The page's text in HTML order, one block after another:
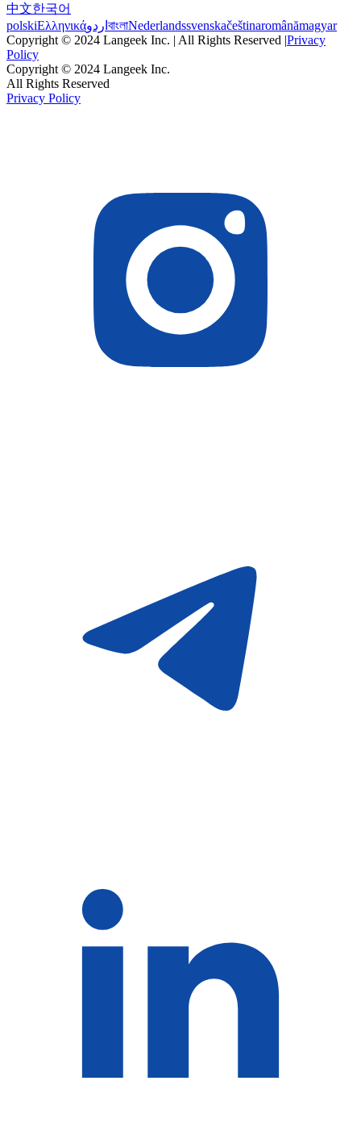
中文한국어
polskiΕλληνικάاردو বাংলাNederlandssvenskačeštinaromânămagyar
Copyright © 2024 Langeek Inc. | All Rights Reserved |Privacy
Policy
Copyright © 2024 Langeek Inc.
All Rights Reserved
Privacy Policy